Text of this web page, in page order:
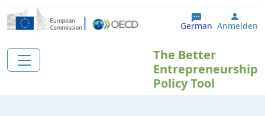
Direkt zum Inhalt
German User
Anmelden
The Better
Entrepreneurship
Policy Tool